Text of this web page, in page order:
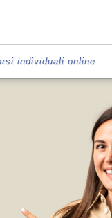
individuali online